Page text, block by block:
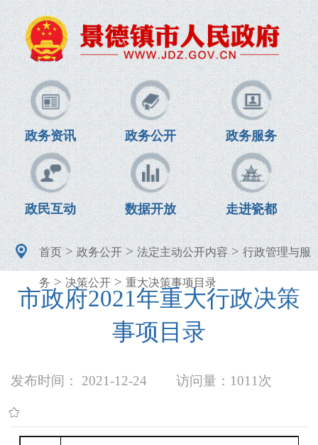
政务资讯 政务公开 政务服务
政民互动 数据开放 走进瓷都
首页>政务公开>法定主动公开内容>行政管理与服
务 > 决策公开> 重大决策事项目录
市政府2021年重大行政决策
事项目录
发布时间： 2021-12-24 访问量： 1011次